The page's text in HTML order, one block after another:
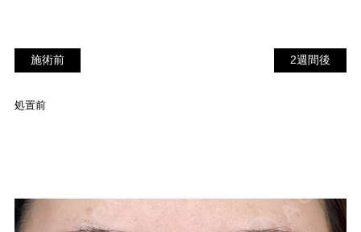
施術前 2週間後
処置前